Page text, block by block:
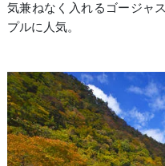
気兼ねなく入れるゴージャ
プルに人気。